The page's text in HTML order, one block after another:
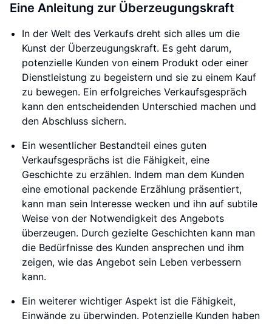
Eine Anleitung zur Überzeugungskraft
In der Welt des Verkaufs dreht sich alles um die
Kunst der Überzeugungskraft. Es geht darum,
potenzielle Kunden von einem Produkt oder einer
Dienstleistung zu begeistern und sie zu einem Kauf
zu bewegen. Ein erfolgreiches Verkaufsgespräch
kann den entscheidenden Unterschied machen und
den Abschluss sichern.
Ein wesentlicher Bestandteil eines guten
Verkaufsgesprächs ist die Fähigkeit, eine
Geschichte zu erzählen. Indem man dem Kunden
eine emotional packende Erzählung präsentiert,
kann man sein Interesse wecken und ihn auf subtile
Weise von der Notwendigkeit des Angebots
überzeugen. Durch gezielte Geschichten kann man
die Bedürfnisse des Kunden ansprechen und ihm
zeigen, wie das Angebot sein Leben verbessern
kann.
Ein weiterer wichtiger Aspekt ist die Fähigkeit,
Einwände zu überwinden. Potenzielle Kunden haben